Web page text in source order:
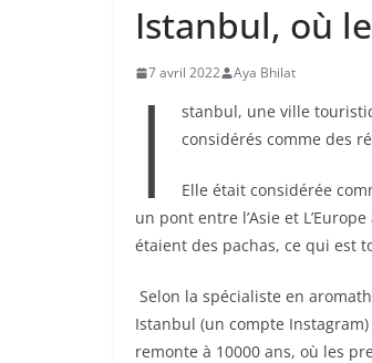
Istanbul, où
7 avril 2022 Aya Bhilat
I
stanbul, une ville
considérés comme des
Elle était considérée
un pont entre l’Asie et
étaient des pachas, ce qui est
Selon la spécialiste en
Istanbul (un compte
remonte à 10000 ans, où les